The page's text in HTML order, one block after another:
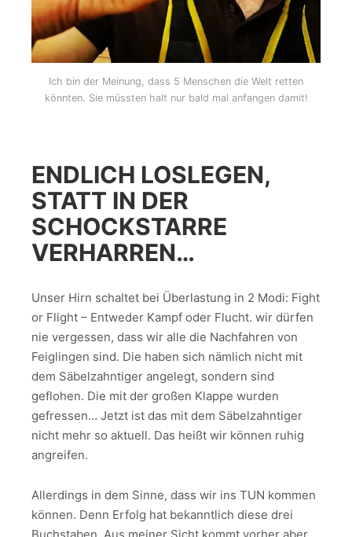
Ich bin der Meinung, dass 5 Menschen die Welt retten
könnten. Sie müssten halt nur bald mal anfangen damit!
ENDLICH LOSLEGEN,
STATT IN DER
SCHOCKSTARRE
VERHARREN…
Unser Hirn schaltet bei Überlastung in 2 Modi: Fight
or Flight – Entweder Kampf oder Flucht. wir dürfen
nie vergessen, dass wir alle die Nachfahren von
Feiglingen sind. Die haben sich nämlich nicht mit
dem Säbelzahntiger angelegt, sondern sind
geflohen. Die mit der großen Klappe wurden
gefressen… Jetzt ist das mit dem Säbelzahntiger
nicht mehr so aktuell. Das heißt wir können ruhig
angreifen.
Allerdings in dem Sinne, dass wir ins TUN kommen
können. Denn Erfolg hat bekanntlich diese drei
Buchstaben. Aus meiner Sicht kommt vorher aber